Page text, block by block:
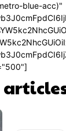
blue-acc)"